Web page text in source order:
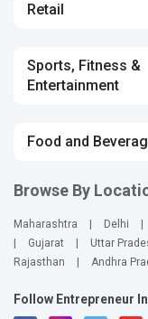
Retail
Sports, Fitness &
Entertainment
Food and
Browse By
Maharashtra Delhi
Gujarat Uttar
Rajasthan
Andhra
Follow Entrepreneur